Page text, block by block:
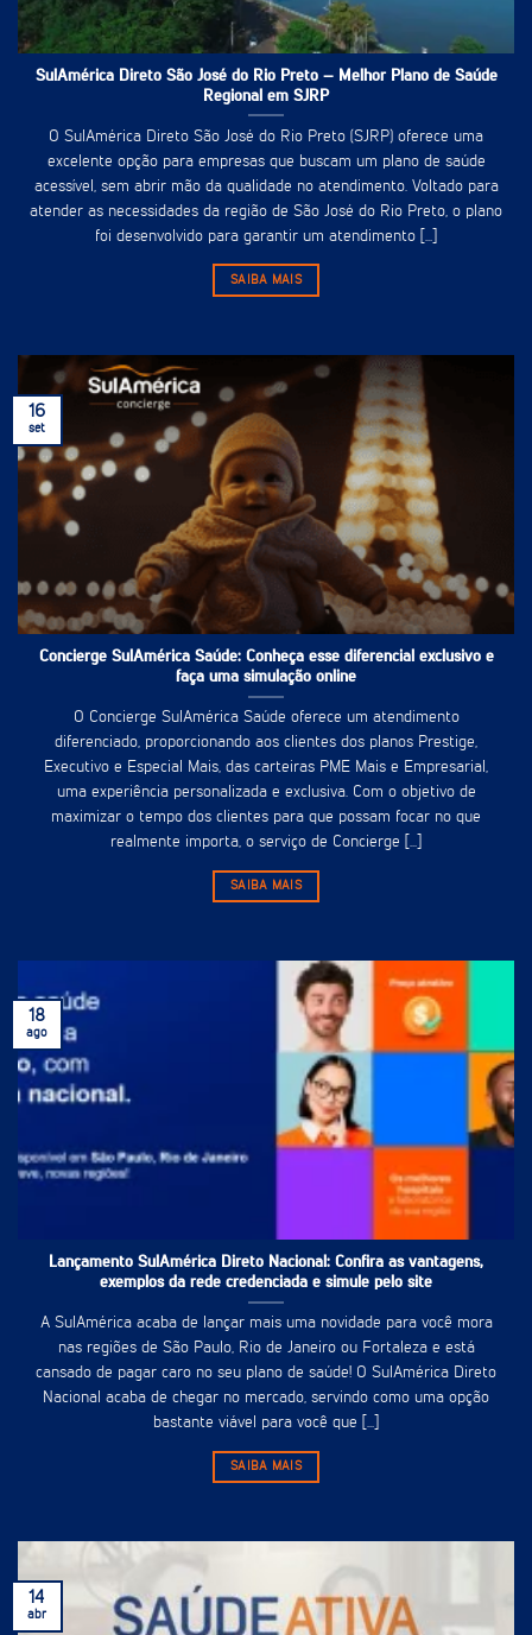
SulAmérica Direto São José do Rio Preto – Melhor Plano de Saúde
Regional em SJRP
O SulAmérica Direto São José do Rio Preto (SJRP) oferece uma
excelente opção para empresas que buscam um plano de saúde
acessível, sem abrir mão da qualidade no atendimento. Voltado para
atender as necessidades da região de São José do Rio Preto, o plano
foi desenvolvido para garantir um atendimento [...]
SAIBA MAIS
Concierge SulAmérica Saúde: Conheça esse diferencial exclusivo e
faça uma simulação online
O Concierge SulAmérica Saúde oferece um atendimento
diferenciado, proporcionando aos clientes dos planos Prestige,
Executivo e Especial Mais, das carteiras PME Mais e Empresarial,
uma experiência personalizada e exclusiva. Com o objetivo de
maximizar o tempo dos clientes para que possam focar no que
realmente importa, o serviço de Concierge [...]
SAIBA MAIS
16
set
Lançamento SulAmérica Direto Nacional: Confira as vantagens,
exemplos da rede credenciada e simule pelo site
A SulAmérica acaba de lançar mais uma novidade para você mora
nas regiões de São Paulo, Rio de Janeiro ou Fortaleza e está
cansado de pagar caro no seu plano de saúde! O SulAmérica Direto
Nacional acaba de chegar no mercado, servindo como uma opção
bastante viável para você que [...]
SAIBA MAIS
18
ago
14
abr